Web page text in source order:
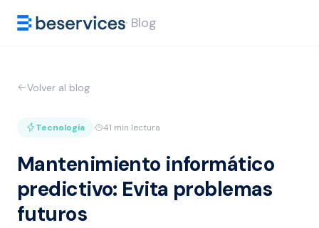
· Blog
Volver al blog
Tecnología · 41 min lectura
Mantenimiento informático
predictivo: Evita problemas
futuros